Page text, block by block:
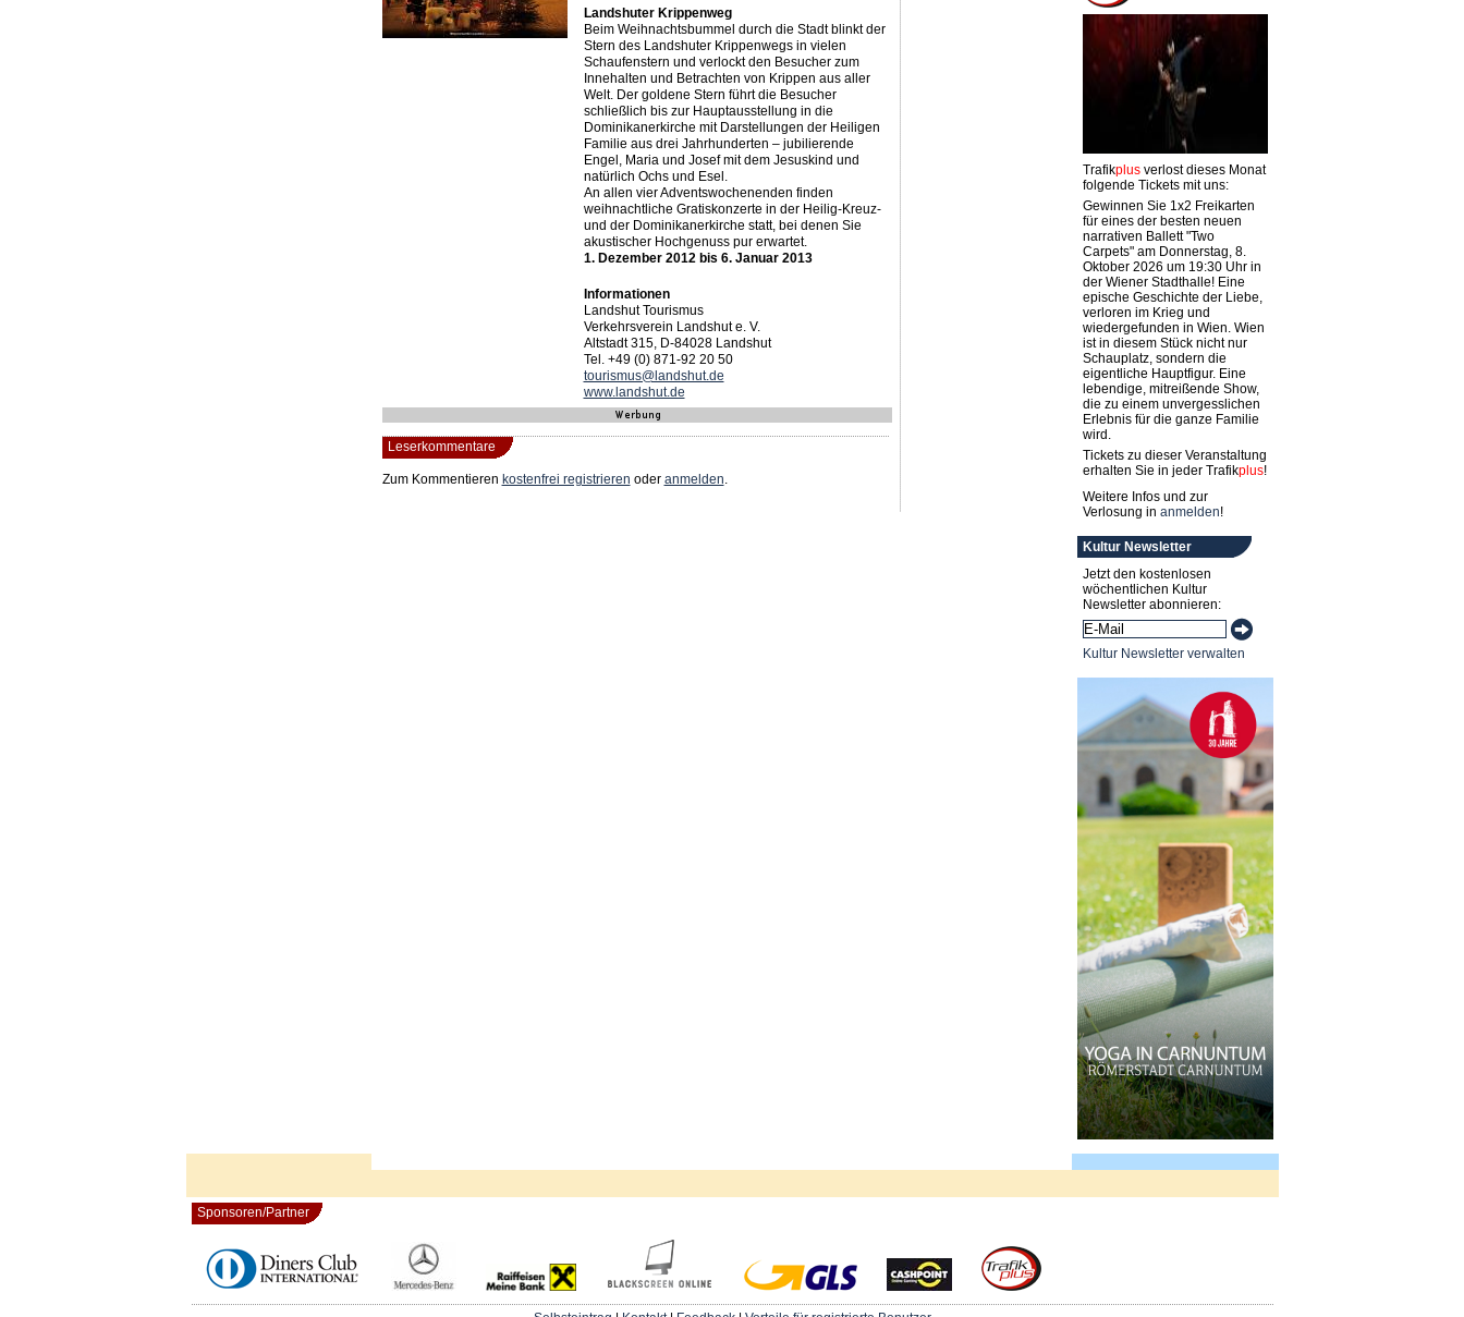
Landshuter Krippenweg
Beim Weihnachtsbummel durch die Stadt blinkt der
Stern des Landshuter Krippenwegs in vielen
Schaufenstern und verlockt den Besucher zum
Innehalten und Betrachten von Krippen aus aller
Welt. Der goldene Stern führt die Besucher
schließlich bis zur Hauptausstellung in die
Dominikanerkirche mit Darstellungen der Heiligen
Familie aus drei Jahrhunderten – jubilierende
Engel, Maria und Josef mit dem Jesuskind und
natürlich Ochs und Esel.
An allen vier Adventswochenenden finden
weihnachtliche Gratiskonzerte in der Heilig-Kreuz-
und der Dominikanerkirche statt, bei denen Sie
akustischer Hochgenuss pur erwartet.
1. Dezember 2012 bis 6. Januar 2013
Informationen
Landshut Tourismus
Verkehrsverein Landshut e. V.
Altstadt 315, D-84028 Landshut
Tel. +49 (0) 871-92 20 50
tourismus@landshut.de
www.landshut.de
Leserkommentare
Zum Kommentieren kostenfrei registrieren oder anmelden.
Trafikplusverlost dieses Monat
folgende Tickets mit uns:
Gewinnen Sie 1x2 Freikarten
für eines der besten neuen
narrativen Ballett "Two
Carpets" am Donnerstag, 8.
Oktober 2026 um 19:30 Uhr in
der Wiener Stadthalle! Eine
epische Geschichte der Liebe,
verloren im Krieg und
wiedergefunden in Wien. Wien
ist in diesem Stück nicht nur
Schauplatz, sondern die
eigentliche Hauptfigur. Eine
lebendige, mitreißende Show,
die zu einem unvergesslichen
Erlebnis für die ganze Familie
wird.
Tickets zu dieser Veranstaltung
erhalten Sie in jeder Trafikplus!
Weitere Infos und zur
Verlosung in anmelden!
Kultur Newsletter
Jetzt den kostenlosen
wöchentlichen Kultur
Newsletter abonnieren:
Kultur Newsletter verwalten
Sponsoren/Partner